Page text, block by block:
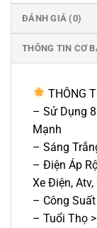
ĐÁNH GIÁ (0)
THÔNG TIN CƠ
THÔNG
– Sử Dụng
Mạnh
– Sáng
– Điện Áp
Xe Điện, Atv,
– Công
– Tuổi Thọ